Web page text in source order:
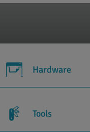
Hardware
Tools